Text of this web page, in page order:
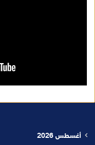
أغسطس 2026